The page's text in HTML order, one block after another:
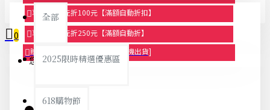
全部
2025限時精選優惠區
618購物節
0
您的購物車內沒有商品！
享滿1000元折100元【滿額自動折扣】
享滿2000元折250元【滿額自動折】
贈品-滿899送色鉛筆文具組[隨機出貨]